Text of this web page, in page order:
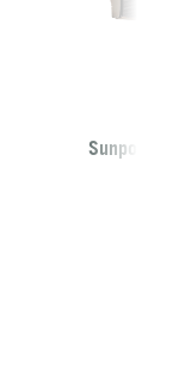
Sunpower